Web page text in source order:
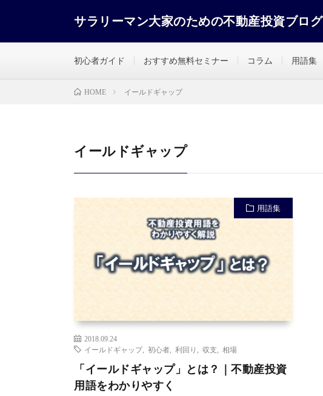
サラリーマン大家のための不動産投資ブログ
初心者ガイド おすすめ無料セミナー コラム 用語集
HOME イールドギャップ
イールドギャップ
用語集
2018.09.24
イールドギャップ, 初心者 利回り 収支 相場
「イールドギャップ」とは？｜不動産投資
用語をわかりやすく